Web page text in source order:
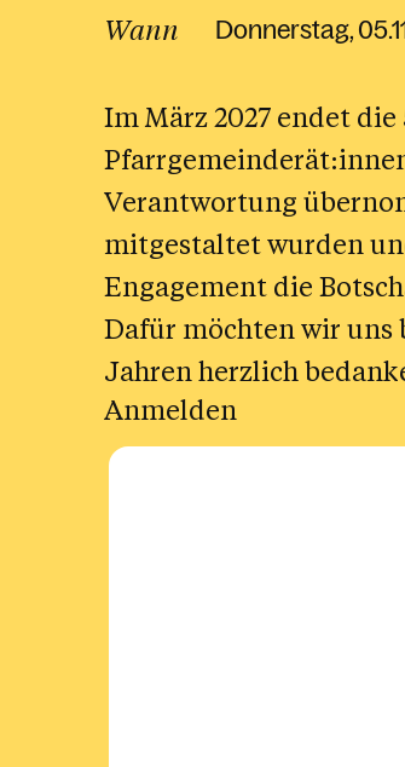
Senior:innen
Beeinträchtigung
LGBTQIA+
Gottesdienste
Krankheit, Tod und Trauer
Beichte &
Gesprächsangebote
Alle anzeigen
Kirche
Katholischen Kirche
Wann Donnerstag,
Im März 2027 endet
Verantwortung
mitgestaltet wurden
Engagement die
Dafür möchten wir uns
Jahren herzlich
Anmelden